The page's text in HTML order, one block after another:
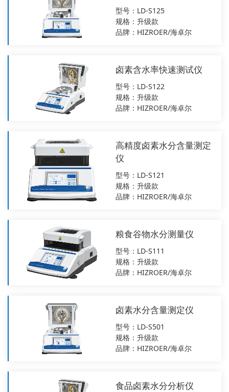
型号：LD-S125
规格：升级款
品牌：HIZROER/海卓尔
卤素含水率快速测试仪
型号：LD-S122
规格：升级款
品牌：HIZROER/海卓尔
高精度卤素水分含量测定
仪
型号：LD-S121
规格：升级款
品牌：HIZROER/海卓尔
粮食谷物水分测量仪
型号：LD-S111
规格：升级款
品牌：HIZROER/海卓尔
卤素水分含量测定仪
型号：LD-S501
规格：升级款
品牌：HIZROER/海卓尔
食品卤素水分分析仪